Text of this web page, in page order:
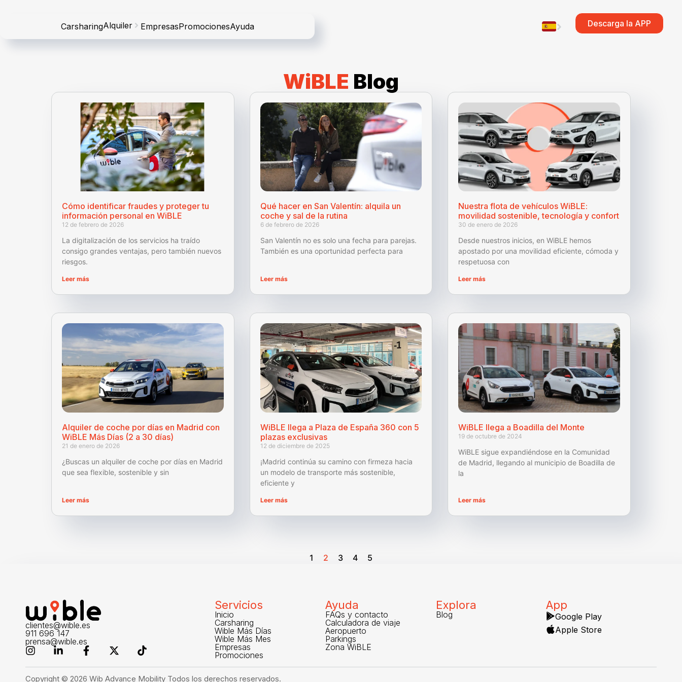
CarsharingAlquiler EmpresasPromocionesAyuda Descarga la APP
WiBLE Blog
Cómo identificar fraudes y proteger tu
información personal en WiBLE
12 de febrero de 2026
La digitalización de los servicios ha traído
consigo grandes ventajas, pero también nuevos
riesgos.
Leer más
Qué hacer en San Valentín: alquila un
coche y sal de la rutina
6 de febrero de 2026
San Valentín no es solo una fecha para parejas.
También es una oportunidad perfecta para
Leer más
Nuestra flota de vehículos WiBLE:
movilidad sostenible, tecnología y confort
30 de enero de 2026
Desde nuestros inicios, en WiBLE hemos
apostado por una movilidad eficiente, cómoda y
respetuosa con
Leer más
Alquiler de coche por días en Madrid con
WiBLE Más Días (2 a 30 días)
21 de enero de 2026
¿Buscas un alquiler de coche por días en Madrid
que sea flexible, sostenible y sin
Leer más
WiBLE llega a Plaza de España 360 con 5
plazas exclusivas
12 de diciembre de 2025
¡Madrid continúa su camino con firmeza hacia
un modelo de transporte más sostenible,
eficiente y
Leer más
WiBLE llega a Boadilla del Monte
19 de octubre de 2024
WiBLE sigue expandiéndose en la Comunidad
de Madrid, llegando al municipio de Boadilla de
la
Leer más
1 2 3 4 5
clientes@wible.es
911 696 147
prensa@wible.es
Servicios
Inicio
Carsharing
Wible Más Días
Wible Más Mes
Empresas
Promociones
Ayuda
FAQs y contacto
Calculadora de viaje
Aeropuerto
Parkings
Zona WiBLE
Explora
Blog
App
Google Play
Apple Store
Copyright © 2026 Wib Advance Mobility Todos los derechos reservados.